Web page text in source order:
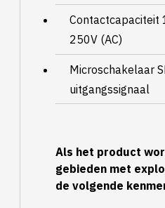
Contactcapaciteit
250V (AC)
Microschakelaar
uitgangssignaal
Als het product
gebieden met
de volgende